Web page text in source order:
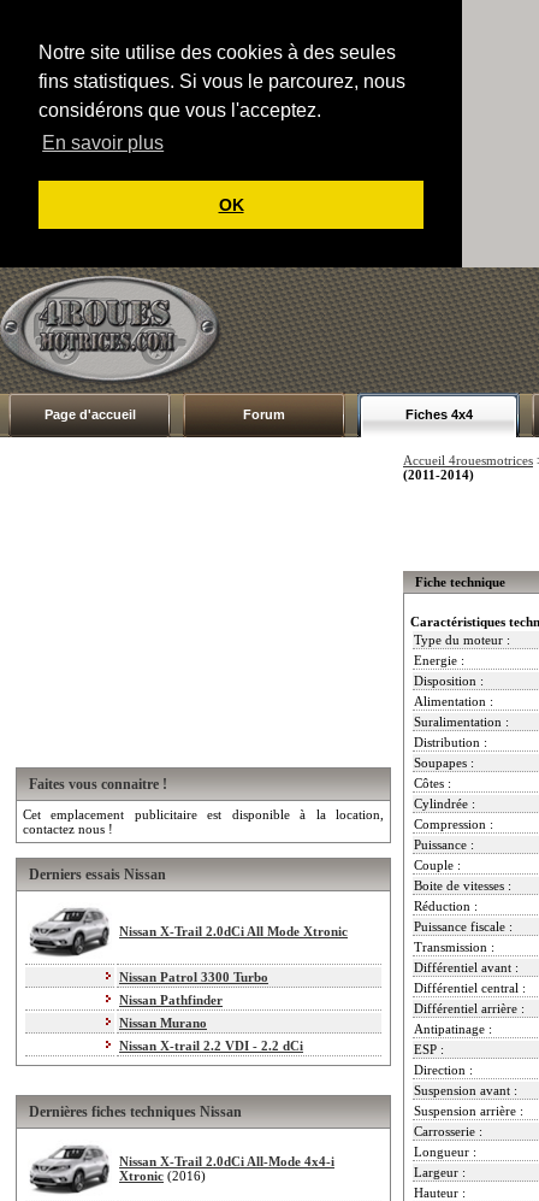
Notre site utilise des cookies à des seules
fins statistiques. Si vous le parcourez, nous
considérons que vous l'acceptez.
En savoir plus
OK
Page d'accueil Forum Fiches 4x4
Faites vous connaitre !
Cet emplacement publicitaire est disponible à la location,
contactez nous !
Derniers essais Nissan
Nissan X-Trail 2.0dCi All Mode Xtronic
Nissan Patrol 3300 Turbo
Nissan Pathfinder
Nissan Murano
Nissan X-trail 2.2 VDI - 2.2 dCi
Dernières fiches techniques Nissan
Nissan X-Trail 2.0dCi All-Mode 4x4-i
Xtronic (2016)
Accueil 4rouesmotrices
(2011-2014)
Fiche technique
Caractéristiques
Type du moteur :
Energie :
Disposition :
Alimentation :
Suralimentation :
Distribution :
Soupapes :
Côtes :
Cylindrée :
Compression :
Puissance :
Couple :
Boite de vitesses :
Réduction :
Puissance fiscale :
Transmission :
Différentiel avant :
Différentiel central :
Différentiel arrière :
Antipatinage :
ESP :
Direction :
Suspension avant :
Suspension arrière :
Carrosserie :
Longueur :
Largeur :
Hauteur :